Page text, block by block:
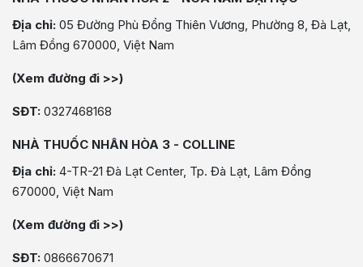
Địa chỉ: 05 Đường Phù Đổng Thiên Vương, Phường 8, Đà Lạt,
Lâm Đồng 670000, Việt Nam
(Xem đường đi >>)
SĐT: 0327468168
NHÀ THUỐC NHÂN HÒA 3 - COLLINE
Địa chỉ: 4-TR-21 Đà Lạt Center, Tp. Đà Lạt, Lâm Đồng
670000, Việt Nam
(Xem đường đi >>)
SĐT: 0866670671